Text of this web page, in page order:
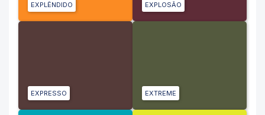
EXPLÊNDIDO EXPLOSÃO
EXPRESSO EXTREME